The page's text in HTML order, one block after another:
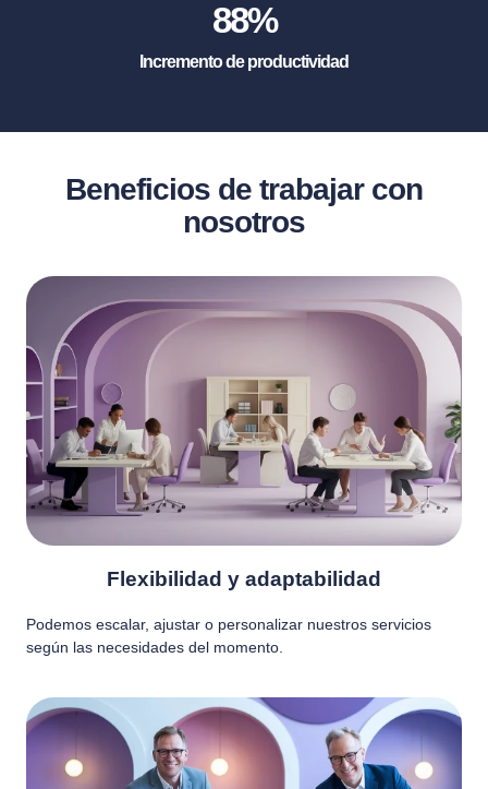
88%
Incremento de productividad
Beneficios de trabajar con
nosotros
Flexibilidad y adaptabilidad
Podemos escalar, ajustar o personalizar nuestros servicios
según las necesidades del momento.